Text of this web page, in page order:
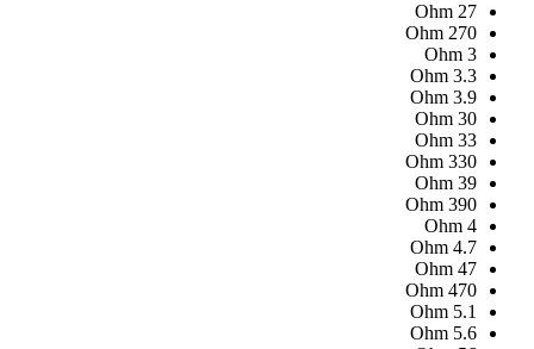
27
Ohm
270
Ohm
3
Ohm
3.3
Ohm
3.9
Ohm
30
Ohm
33
Ohm
330
Ohm
39
Ohm
390
Ohm
4
Ohm
4.7
Ohm
47
Ohm
470
Ohm
5.1
Ohm
5.6
Ohm